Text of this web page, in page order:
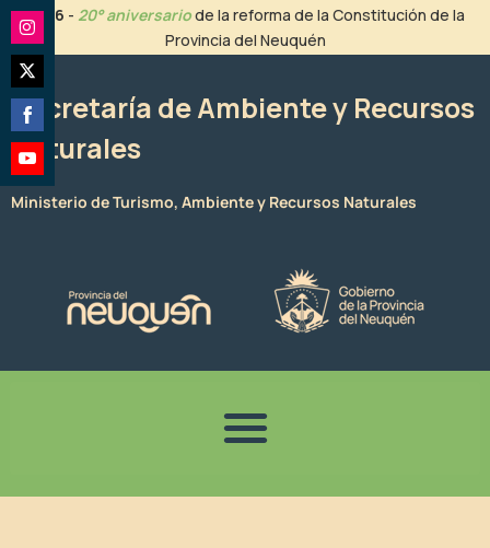
contenido
2026 - 20° aniversariode la reforma de la Constitución de la
Provincia del Neuquén
Secretaría de Ambiente y Recursos
Naturales
Ministerio de Turismo, Ambiente y Recursos Naturales
Share
on
Instagram
Share
on
Twitter
Share
on
Facebook
Share
on